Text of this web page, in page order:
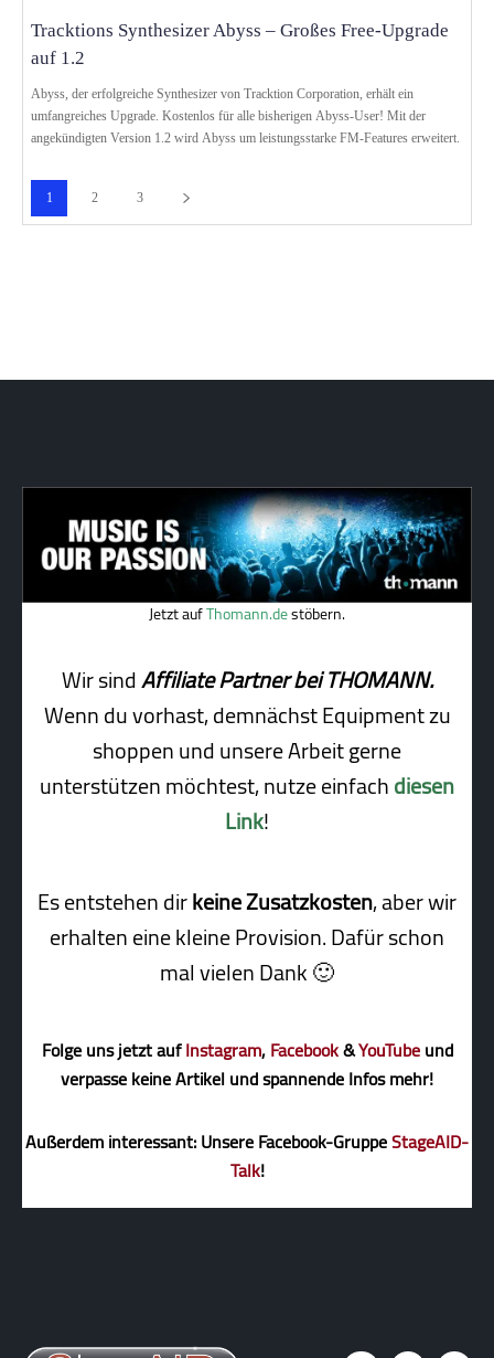
Tracktions Synthesizer Abyss – Großes Free-Upgrade
auf 1.2
Abyss, der erfolgreiche Synthesizer von Tracktion Corporation, erhält ein
umfangreiches Upgrade. Kostenlos für alle bisherigen Abyss-User! Mit der
angekündigten Version 1.2 wird Abyss um leistungsstarke FM-Features erweitert.
1 2 3
Jetzt aufThomann.destöbern.
Wir sindAffiliate Partner bei THOMANN.
Wenn du vorhast, demnächst Equipment zu
shoppen und unsere Arbeit gerne
unterstützen möchtest, nutze einfachdiesen
Link!
Es entstehen dirkeine Zusatzkosten, aber wir
erhalten eine kleine Pro­vi­sion. Dafür schon
mal vielen Dank 🙂
Folge uns jetzt aufInstagram,Facebook&YouTubeund
verpasse keine Artikel und spannende Infos mehr!
Außerdem interessant: Unsere Facebook-GruppeStageAID-
Talk!